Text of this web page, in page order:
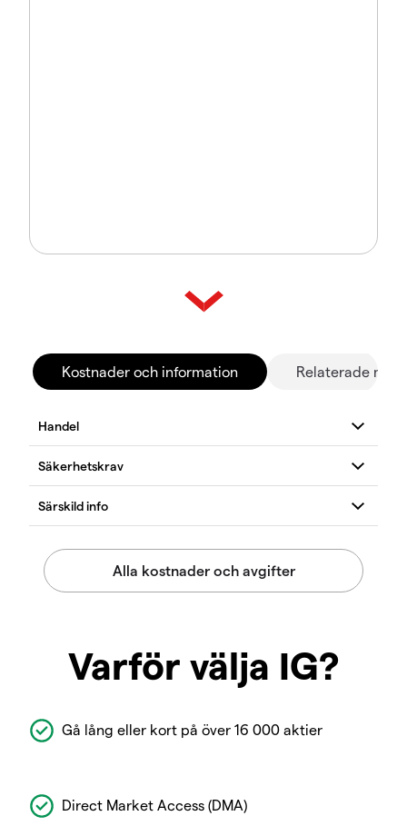
Kostnader och information Relaterade
Varför välja IG?
Gå lång eller kort på över 16 000 aktier
Direct Market Access (DMA)